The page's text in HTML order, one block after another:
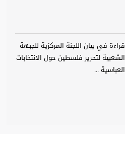
قراءة في بيان اللجنة المركزية للجبهة
الشعبية لتحرير فلسطين حول الانتخابات
العباسية ...